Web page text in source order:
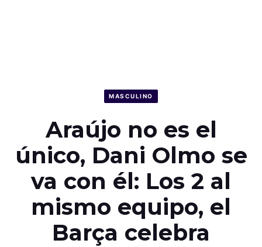
MASCULINO
Araújo no es el
único, Dani Olmo se
va con él: Los 2 al
mismo equipo, el
Barça celebra